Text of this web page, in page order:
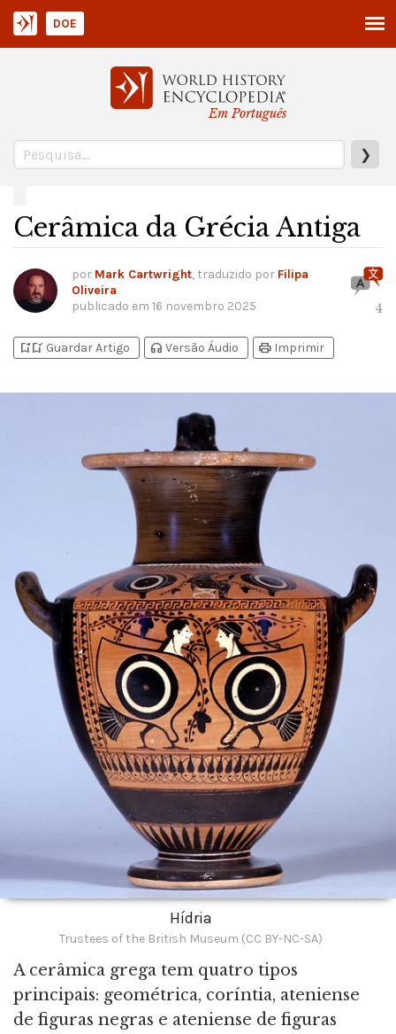
Em Português
❯
DOE
Cerâmica da Grécia Antiga
por Mark Cartwright, traduzido por Filipa
Oliveira
publicado em 16 novembro 2025 4
bookmark_addbookmark_added Guardar Artigo headphones Versão Áudio print Imprimir
Hídria
Trustees of the British Museum (CC BY-NC-SA)
A cerâmica grega tem quatro tipos
principais: geométrica, coríntia, ateniense
de figuras negras e ateniense de figuras